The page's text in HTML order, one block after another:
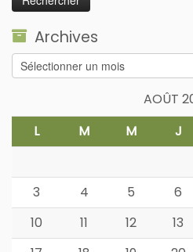
Archives
Archives
AOÛT
L
M M J
3
4 5 6
10
11 12 13